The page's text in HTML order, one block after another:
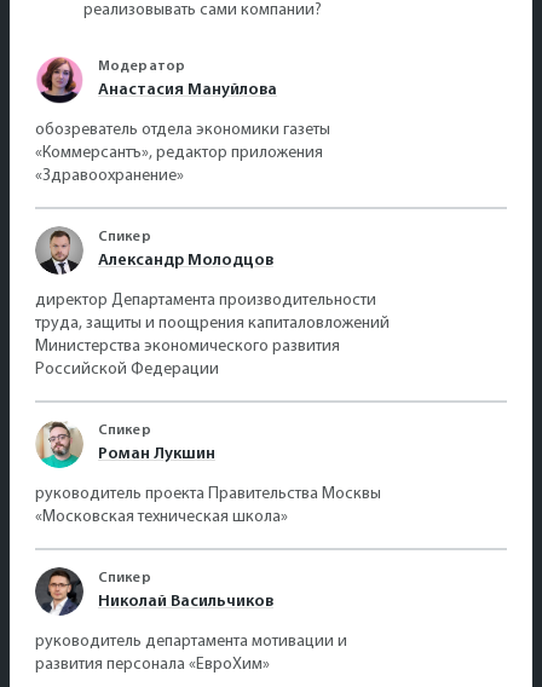
реализовывать сами компании?
Модератор
Анастасия Мануйлова
обозреватель отдела экономики газеты
«Коммерсантъ», редактор приложения
«Здравоохранение»
Спикер
Александр Молодцов
директор Департамента производительности
труда, защиты и поощрения капиталовложений
Министерства экономического развития
Российской Федерации
Спикер
Роман Лукшин
руководитель проекта Правительства Москвы
«Московская техническая школа»
Спикер
Николай Васильчиков
руководитель департамента мотивации и
развития персонала «ЕвроХим»